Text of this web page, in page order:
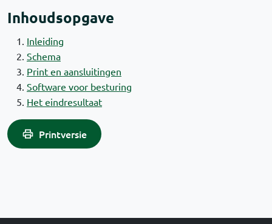
Inhoudsopgave
Inleiding
Schema
Print en aansluitingen
Software voor besturing
Het eindresultaat
Printversie